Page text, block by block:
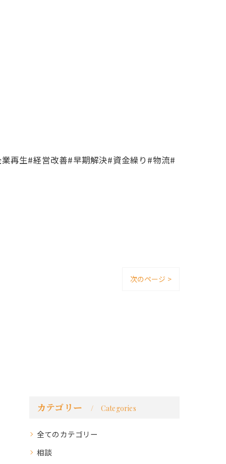
再生#経営改善#早期解決#資金繰り#物流#
次のページ >
カテゴリー Categories
全てのカテゴリー
相談